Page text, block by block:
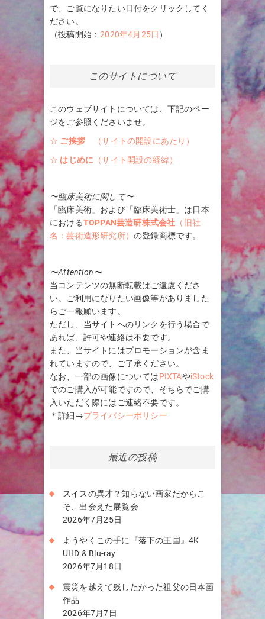
で、ご覧になりたい日付をクリックしてく
ださい。
（投稿開始：2020年4月25日 ）
このサイトについて
このウェブサイトについては、下記のペー
ジをご参照くださいませ。
☆ ご挨拶
（サイトの開設にあたり）
☆ はじめに （サイト開設の経緯）
〜臨床美術に関して〜
「臨床美術」および「臨床美術士」は日本
におけるTOPPAN芸造研株式会社 （旧社
名：芸術造形研究所） の登録商標です。
〜Attention〜
当コンテンツの無断転載はご遠慮くださ
い。ご利用になりたい画像等がありました
らご一報願います。
ただし、当サイトへのリンクを行う場合で
あれば、許可や連絡は不要です。
また、当サイトにはプロモーションが含ま
れていますので、ご了承ください。
なお、一部の画像についてはPIXTAやiStock
でのご購入が可能ですので、そちらでご購
入いただく際にはご連絡不要です。
＊詳細→プライバシーポリシー
最近の投稿
スイスの異才？知らない画家だからこ
そ、出会えた展覧会
2026年7月25日
ようやくこの手に『落下の王国』4K
UHD & Blu-ray
2026年7月18日
震災を越えて残したかった祖父の日本画
作品
2026年7月7日